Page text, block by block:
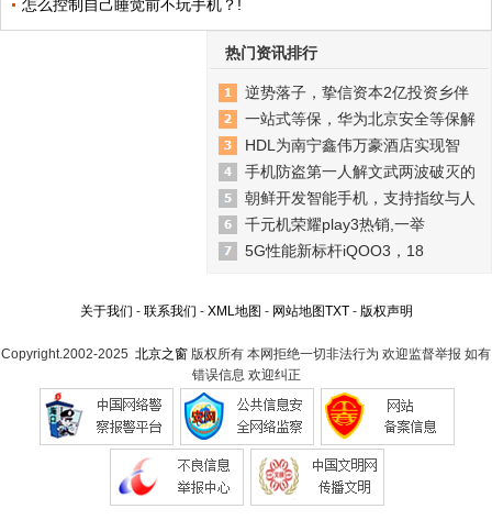
怎么控制自己睡觉前不玩手机？!
热门资讯排行
逆势落子，挚信资本2亿投资乡伴
一站式等保，华为北京安全等保解
HDL为南宁鑫伟万豪酒店实现智
手机防盗第一人解文武两波破灭的
朝鲜开发智能手机，支持指纹与人
千元机荣耀play3热销,一举
5G性能新标杆iQOO3，18
关于我们 - 联系我们 - XML地图 - 网站地图TXT- 版权声明
Copyright.2002-2025 北京之窗 版权所有 本网拒绝一切非法行为 欢迎监督举报 如有
错误信息 欢迎纠正